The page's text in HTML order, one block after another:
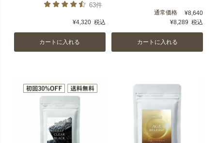
63件
¥4,320 税込
カートに入れる
通常価格 ¥8,640
¥8,289 税込
カートに入れる